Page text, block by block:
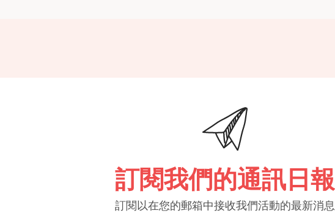
訂閱我們的通訊日報
訂閱以在您的郵箱中接收我們活動的最新消息